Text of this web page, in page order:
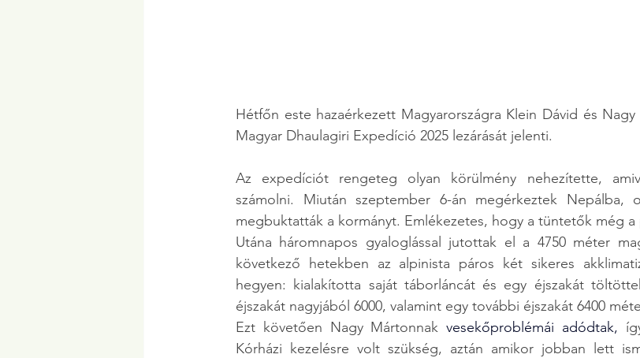
Hétfőn este hazaérkezett Magyarországra Klein Dávid és
Magyar Dhaulagiri Expedíció 2025 lezárását jelenti.
Az expedíciót rengeteg olyan körülmény nehezítette,
számolni. Miután szeptember 6-án megérkeztek
megbuktatták a kormányt. Emlékezetes, hogy a tüntetők még
Utána háromnapos gyaloglással jutottak el a 4750 méter
következő hetekben az alpinista páros két sikeres
hegyen: kialakította saját táborláncát és egy éjszakát
éjszakát nagyjából 6000, valamint egy további éjszakát 6400
Ezt követően Nagy Mártonnak vesekőproblémái adódtak,
Kórházi kezelésre volt szükség, aztán amikor jobban lett